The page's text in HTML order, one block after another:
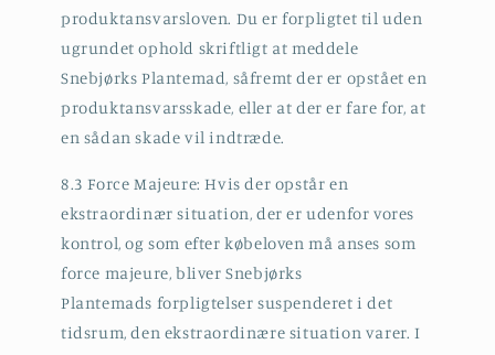
produktansvarsloven. Du er forpligtet til uden
ugrundet ophold skriftligt at meddele
Snebjørks Plantemad, såfremt der er opstået en
produktansvarsskade, eller at der er fare for, at
en sådan skade vil indtræde.
8.3 Force Majeure: Hvis der opstår en
ekstraordinær situation, der er udenfor vores
kontrol, og som efter købeloven må anses som
force majeure, bliver Snebjørks
Plantemads forpligtelser suspenderet i det
tidsrum, den ekstraordinære situation varer. I